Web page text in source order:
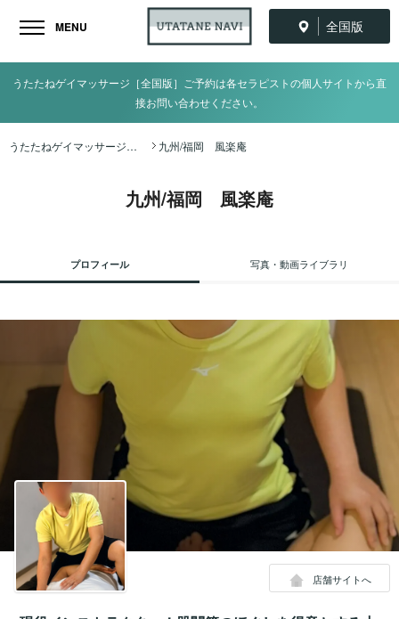
全国版
MENU
うたたねゲイマッサージ［全国版］ご予約は各セラピストの個人サイトから直
接お問い合わせください。
うたたねゲイマッサージ全国ナビ TOP 九州/福岡 風楽庵
九州/福岡 風楽庵
プロフィール 写真・動画ライブラリ
店舗サイトへ